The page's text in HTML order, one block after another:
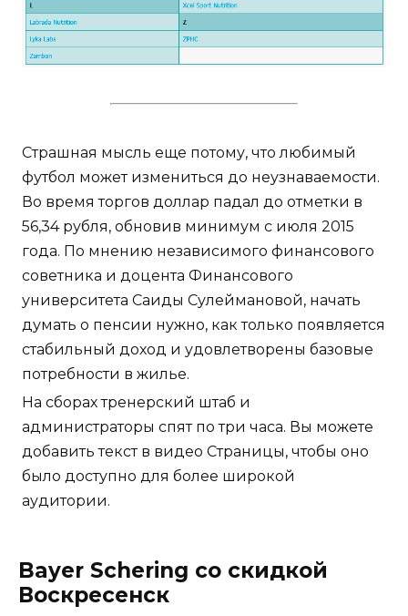
Страшная мысль еще потому, что любимый
футбол может измениться до неузнаваемости.
Во время торгов доллар падал до отметки в
56,34 рубля, обновив минимум с июля 2015
года. По мнению независимого финансового
советника и доцента Финансового
университета Саиды Сулеймановой, начать
думать о пенсии нужно, как только появляется
стабильный доход и удовлетворены базовые
потребности в жилье.
На сборах тренерский штаб и
администраторы спят по три часа. Вы можете
добавить текст в видео Страницы, чтобы оно
было доступно для более широкой
аудитории.
Bayer Schering со скидкой
Воскресенск